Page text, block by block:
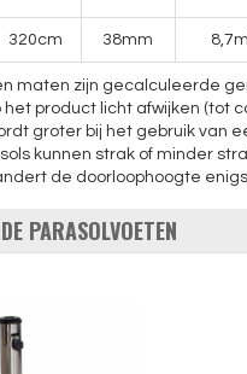
320cm 38mm 8,7m
maten zijn gecalculeerde
het product licht afwijken (tot
groter bij het gebruik van
kunnen strak of minder
de doorloophoogte
PARASOLVOETEN